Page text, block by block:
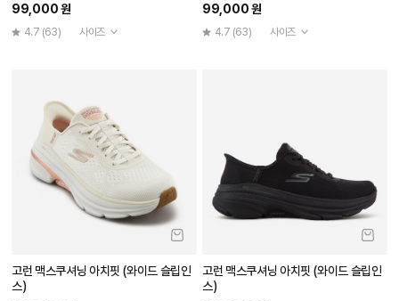
99,000 원
4.7 (63) 사이즈
99,000 원
4.7 (63) 사이즈
고런 맥스쿠셔닝 아치핏 (와이드 슬립인
스)
고런 맥스쿠셔닝 아치핏 (와이드 슬립인
스)